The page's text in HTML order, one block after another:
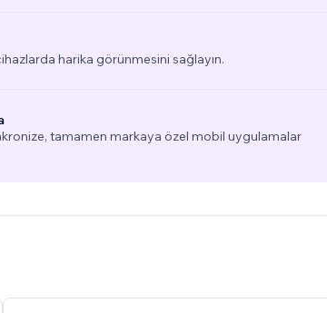
harika görünmesini sağlayın.
tamamen markaya özel mobil uygulamalar